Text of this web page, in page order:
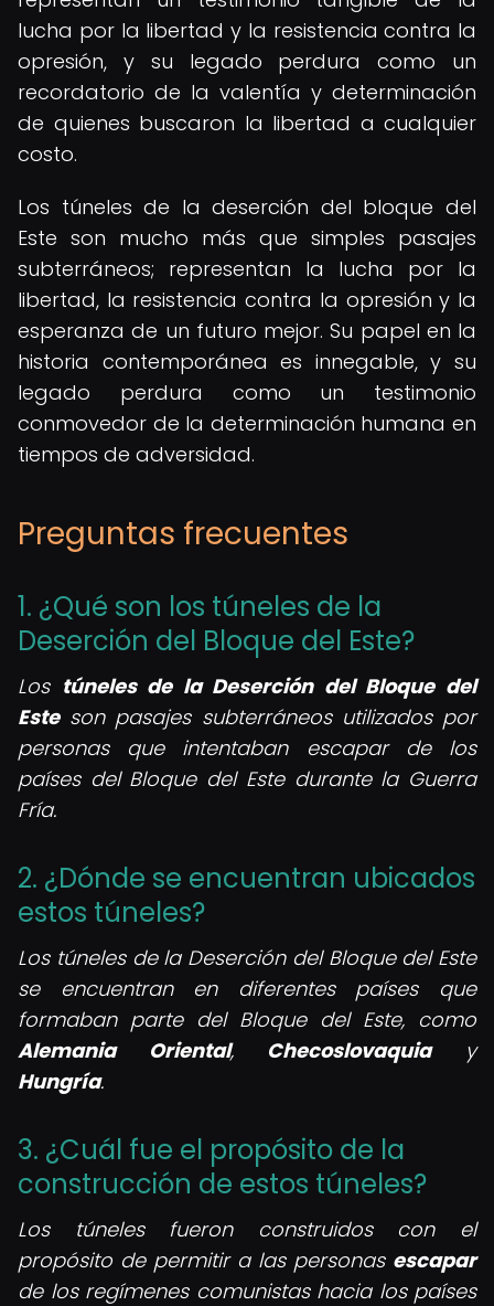
lucha por la libertad y la resistencia contra la
opresión, y su legado perdura como un
recordatorio de la valentía y determinación
de quienes buscaron la libertad a cualquier
costo.
Los túneles de la deserción del bloque del
Este son mucho más que simples pasajes
subterráneos; representan la lucha por la
libertad, la resistencia contra la opresión y la
esperanza de un futuro mejor. Su papel en la
historia contemporánea es innegable, y su
legado perdura como un testimonio
conmovedor de la determinación humana en
tiempos de adversidad.
Preguntas frecuentes
1. ¿Qué son los túneles de la
Deserción del Bloque del Este?
Los túneles de la Deserción del Bloque del
Esteson pasajes subterráneos utilizados por
personas que intentaban escapar de los
países del Bloque del Este durante la Guerra
Fría.
2. ¿Dónde se encuentran ubicados
estos túneles?
Los túneles de la Deserción del Bloque del Este
se encuentran en diferentes países que
formaban parte del Bloque del Este, como
Alemania Oriental, Checoslovaquiay
Hungría.
3. ¿Cuál fue el propósito de la
construcción de estos túneles?
Los túneles fueron construidos con el
propósito de permitir a las personas escapar
de los regímenes comunistas hacia los países